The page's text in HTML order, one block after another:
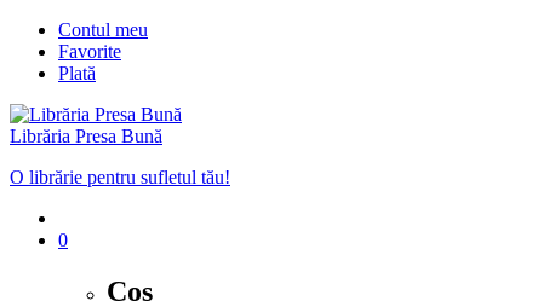
Contul meu
Favorite
Plată
Librăria Presa Bună
O librărie pentru sufletul tău!
0
Coș